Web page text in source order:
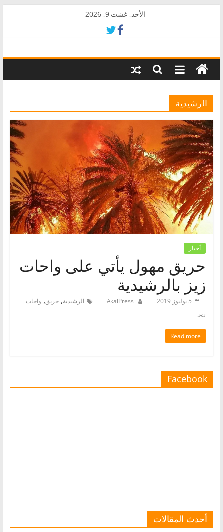
الأحد, غشت 9, 2026
AkalPress
منبر
المغرب
الرشيدية
أخبار
حريق مهول يأتي على واحات
زيز بالرشيدية
5 يوليوز 2019 AkalPress الرشيدية, حريق, واحات
زيز
Read more
Facebook
أحدث المقالات